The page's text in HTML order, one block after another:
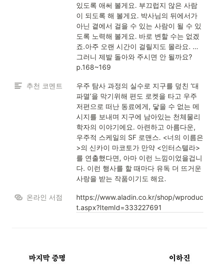
있도록 애써 볼게요. 부끄럽지 않은 사람
이 되도록 해 볼게요. 박사님의 뒤에서가
아닌 곁에서 걸을 수 있는 사람이 될 수 있
도록 노력해 볼게요. 바로 변할 수는 없겠
죠.아주 오랜 시간이 걸릴지도 몰라요. …
그러니 제발 돌아와 주시면 안 될까요?
p.168~169
추천 코멘트
우주 탐사 과정의 실수로 지구를 덮친 ‘대
파멸’을 막기위해 편도 로켓을 타고 우주
저편으로 떠난 동료에게, 닿을 수 없는 메
시지를 보내며 지구에 남아있는 천체물리
학자의 이야기에요. 아련하고 아름다운,
우주적 스케일의 SF 로맨스. <너의 이름은
>의 신카이 마코토가 만약 <인터스텔라>
를 연출했다면, 아마 이런 느낌이었을겁니
다. 이런 행사를 할 때마다 유독 더 뜨거운
사랑을 받는 작품이기도 해요.
온라인 서점
https://www.aladin.co.kr/shop/wproduc
t.aspx?ItemId=333227691